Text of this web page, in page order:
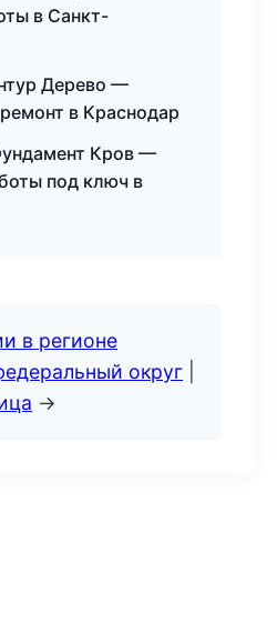
в Санкт-
Дерево —
в Краснодар
Кров —
под ключ в
в регионе
округ
→